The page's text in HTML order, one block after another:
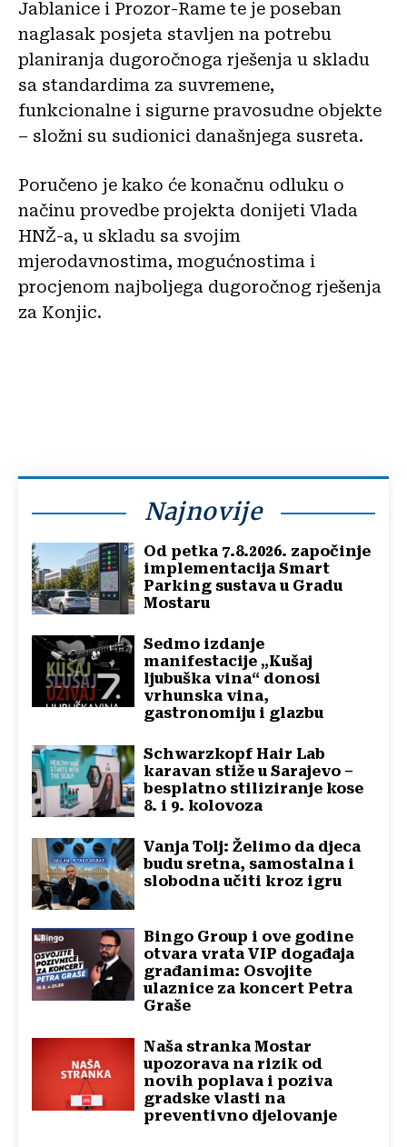
Jablanice i Prozor-Rame te je poseban
naglasak posjeta stavljen na potrebu
planiranja dugoročnoga rješenja u skladu
sa standardima za suvremene,
funkcionalne i sigurne pravosudne objekte
– složni su sudionici današnjega susreta.
Poručeno je kako će konačnu odluku o
načinu provedbe projekta donijeti Vlada
HNŽ-a, u skladu sa svojim
mjerodavnostima, mogućnostima i
procjenom najboljega dugoročnog rješenja
za Konjic.
Najnovije
Od petka 7.8.2026. započinje
implementacija Smart
Parking sustava u Gradu
Mostaru
Sedmo izdanje
manifestacije „Kušaj
ljubuška vina“ donosi
vrhunska vina,
gastronomiju i glazbu
Schwarzkopf Hair Lab
karavan stiže u Sarajevo –
besplatno stiliziranje kose
8. i 9. kolovoza
Vanja Tolj: Želimo da djeca
budu sretna, samostalna i
slobodna učiti kroz igru
Bingo Group i ove godine
otvara vrata VIP događaja
građanima: Osvojite
ulaznice za koncert Petra
Graše
Naša stranka Mostar
upozorava na rizik od
novih poplava i poziva
gradske vlasti na
preventivno djelovanje